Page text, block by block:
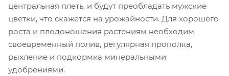
центральная плеть, и будут преобладать мужские
цветки, что скажется на урожайности. Для хорошего
роста и плодоношения растениям необходим
своевременный полив, регулярная прополка,
рыхление и подкормка минеральными
удобрениями.